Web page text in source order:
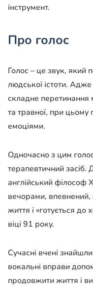
інструмент.
Про голос
Голос – це звук, який
людської істоти.
складне перетинання
та травної, при цьому
емоціями.
Одночасно з цим
терапевтичний засіб.
англійський філософ
вечорами,
життя і «готується до
віці 91 року.
Сучасні вчені
вокальні вправи
продовжити життя і